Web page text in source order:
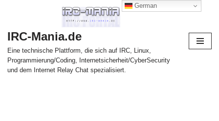
Inhalt
springen
IRC-Mania.de
Eine technische Plattform, die sich auf IRC, Linux,
Programmierung/Coding, Internetsicherheit/CyberSecurity
und dem Internet Relay Chat spezialisiert.
German